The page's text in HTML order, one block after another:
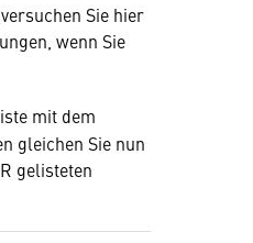
Sie hier
wenn Sie
mit dem
gleichen Sie nun
gelisteten